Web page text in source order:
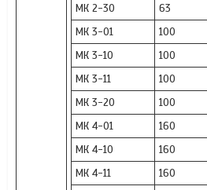
МК 2-30
63
МК 3-01
100
МК 3-10
100
МК 3-11
100
МК 3-20
100
МК 4-01
160
МК 4-10
160
МК 4-11
160